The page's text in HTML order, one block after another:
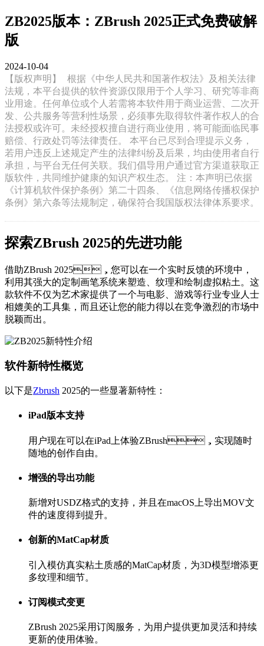
ZB2025版本：ZBrush 2025正式免费破解
版
2024-10-04
【版权声明】
根据《中华人民共和国著作权法》及相关法律
法规，本平台提供的软件资源仅限用于个人学习、研究等非商
业用途。任何单位或个人若需将本软件用于商业运营、二次开
发、公共服务等营利性场景，必须事先取得软件著作权人的合
法授权或许可。未经授权擅自进行商业使用，将可能面临民事
赔偿、行政处罚等法律责任。 本平台已尽到合理提示义务，
若用户违反上述规定产生的法律纠纷及后果，均由使用者自行
承担，与平台无任何关联。我们倡导用户通过官方渠道获取正
版软件，共同维护健康的知识产权生态。 注：本声明已依据
《计算机软件保护条例》第二十四条、《信息网络传播权保护
条例》第六条等法规制定，确保符合我国版权法律体系要求。
探索ZBrush 2025的先进功能
借助ZBrush 2025，您可以在一个实时反馈的环境中，
利用其强大的定制画笔系统来塑造、纹理和绘制虚拟粘土。这
款软件不仅为艺术家提供了一个与电影、游戏等行业专业人士
相媲美的工具集，而且还让您的能力得以在竞争激烈的市场中
脱颖而出。
软件新特性概览
以下是Zbrush 2025的一些显著新特性：
iPad版本支持
用户现在可以在iPad上体验ZBrush，实现随时
随地的创作自由。
增强的导出功能
新增对USDZ格式的支持，并且在macOS上导出MOV文
件的速度得到提升。
创新的MatCap材质
引入模仿真实粘土质感的MatCap材质，为3D模型增添更
多纹理和细节。
订阅模式变更
ZBrush 2025采用订阅服务，为用户提供更加灵活和持续
更新的使用体验。